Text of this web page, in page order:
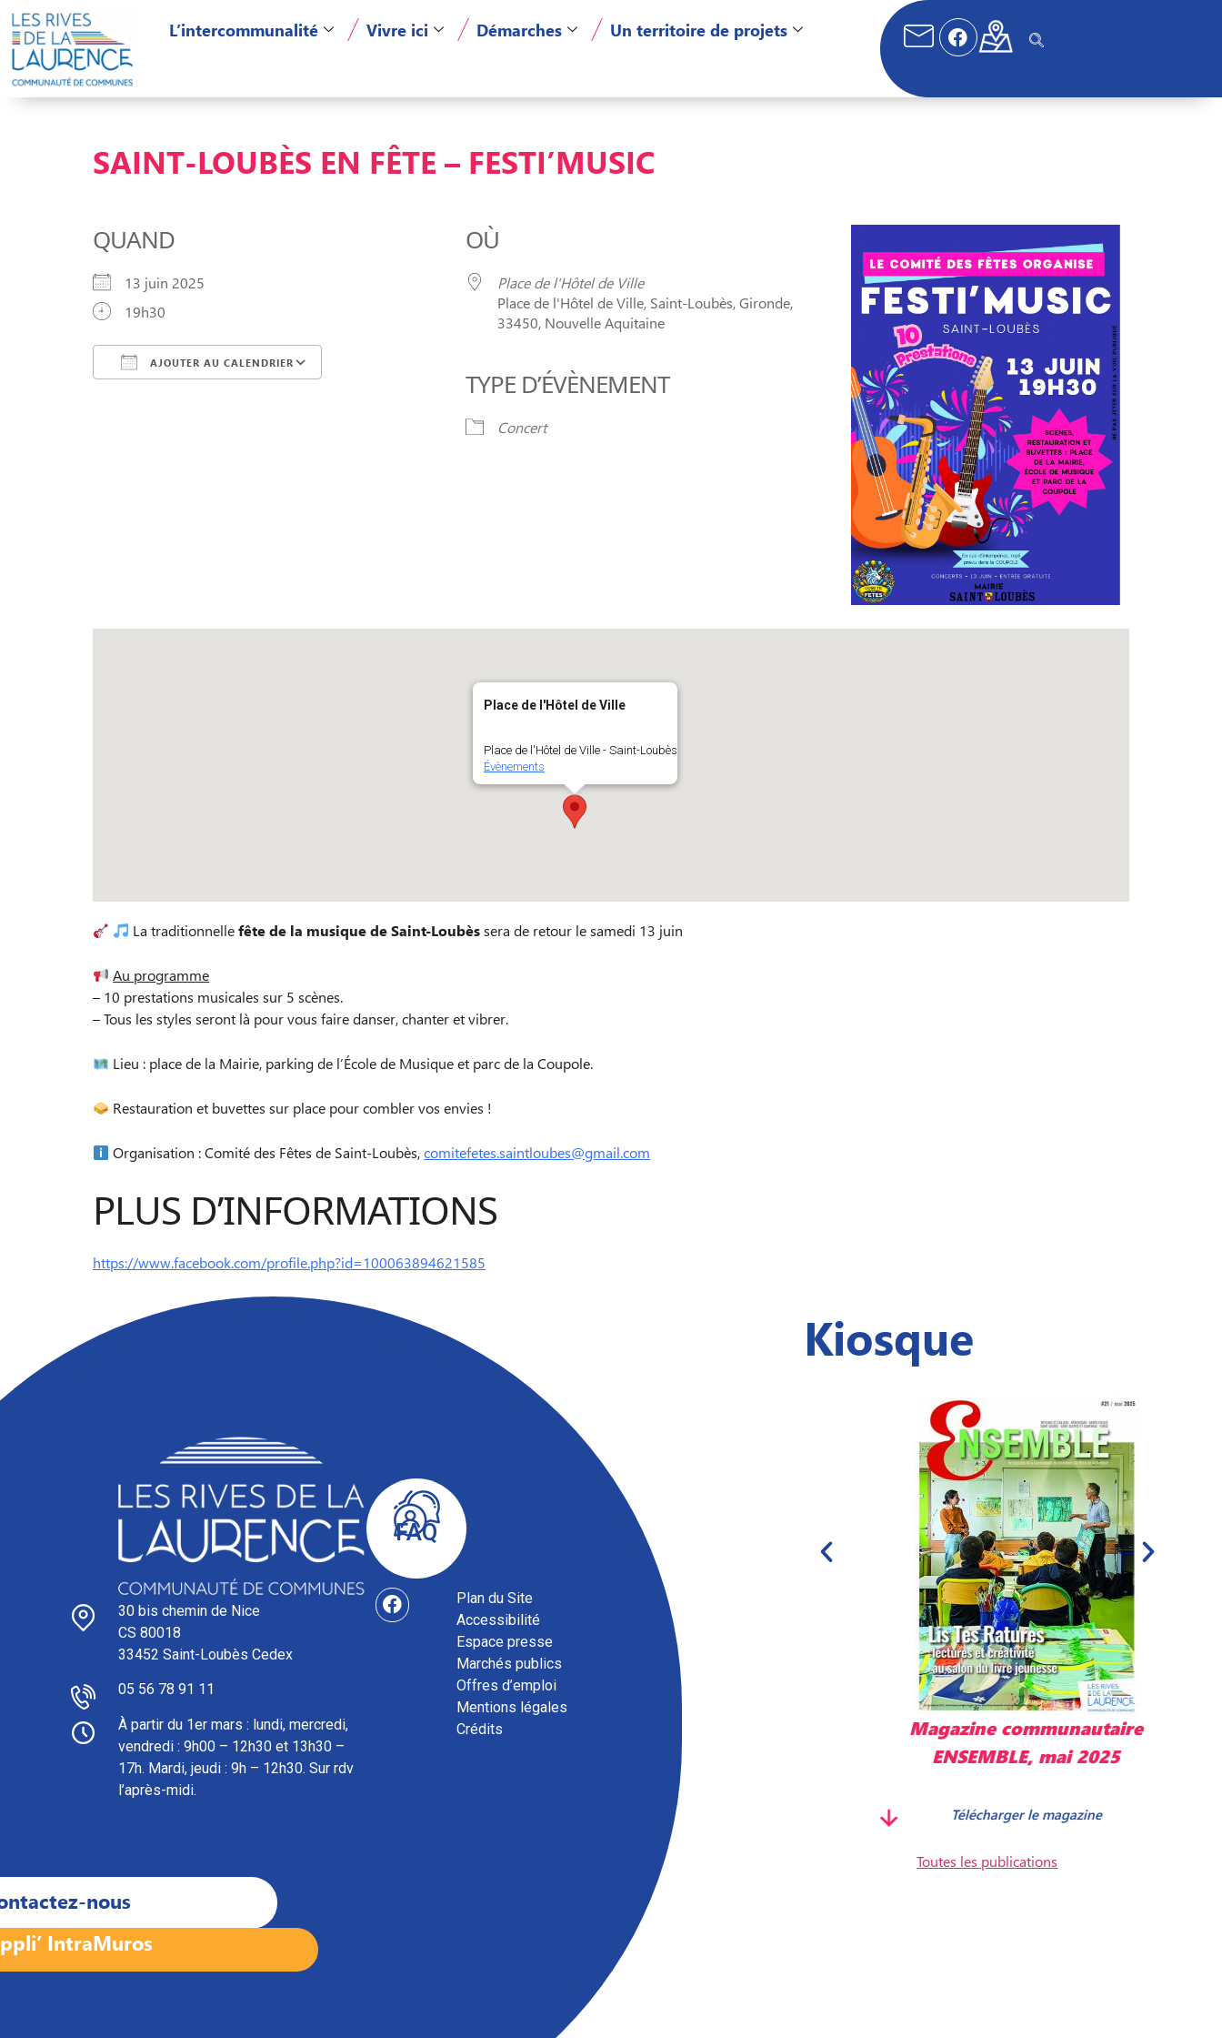
L’intercommunalité Vivre ici Démarches Un territoire de projets
SAINT-LOUBÈS EN FÊTE – FESTI’MUSIC
QUAND
13 juin 2025
19h30
AJOUTER AU CALENDRIER
iCalendar Office 365 Outlook Live
OÙ
Place de l'Hôtel de Ville
Place de l'Hôtel de Ville, Saint-Loubès, Gironde,
33450, Nouvelle Aquitaine
TYPE D’ÉVÈNEMENT
Concert
Place de l'Hôtel de Ville
Place de l'Hôtel de Ville - Saint-Loubès
Évènements
La traditionnellefête de la musique de Saint-Loubèssera de retour le samedi 13 juin
Au programme
– 10 prestations musicales sur 5 scènes.
– Tous les styles seront là pour vous faire danser, chanter et vibrer.
Lieu : place de la Mairie, parking de l’École de Musique et parc de la Coupole.
Restauration et buvettes sur place pour combler vos envies !
Organisation : Comité des Fêtes de Saint-Loubès,comitefetes.saintloubes@gmail.com
PLUS D’INFORMATIONS
https://www.facebook.com/profile.php?id=100063894621585
30 bis chemin de Nice
CS 80018
33452 Saint-Loubès Cedex
05 56 78 91 11
À partir du 1er mars : lundi, mercredi,
vendredi : 9h00 – 12h30 et 13h30 –
17h. Mardi, jeudi : 9h – 12h30. Sur rdv
l’après-midi.
FAQ
Plan du Site
Accessibilité
Espace presse
Marchés publics
Offres d’emploi
Mentions légales
Crédits
Kiosque
ENSEMBLE, septembre 2025
Téléchargez le magazine
Magazine communautaire
ENSEMBLE, mai 2025
Télécharger le magazine
Toutes les publications
nous
IntraMuros